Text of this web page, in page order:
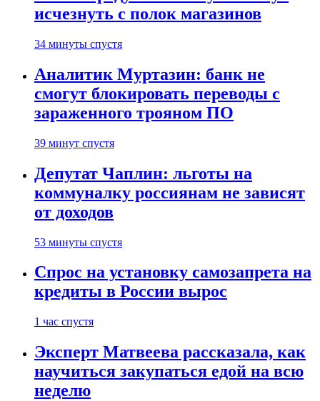
исчезнуть с полок магазинов
34 минуты спустя
Аналитик Муртазин: банк не
смогут блокировать переводы с
зараженного трояном ПО
39 минут спустя
Депутат Чаплин: льготы на
коммуналку россиянам не зависят
от доходов
53 минуты спустя
Спрос на установку самозапрета на
кредиты в России вырос
1 час спустя
Эксперт Матвеева рассказала, как
научиться закупаться едой на всю
неделю